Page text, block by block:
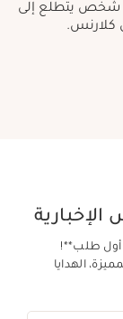
شخص يتطلع إلى
كلارنس.
الهدايا